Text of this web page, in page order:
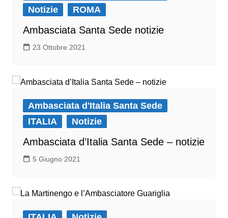
Notizie
ROMA
Ambasciata Santa Sede notizie
23 Ottobre 2021
Ambasciata d'Italia Santa Sede
ITALIA
Notizie
Ambasciata d’Italia Santa Sede – notizie
5 Giugno 2021